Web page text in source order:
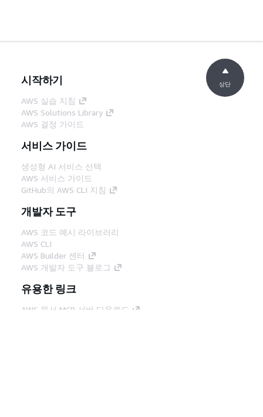
시작하기
AWS 실습 지침
AWS Solutions Library
AWS 결정 가이드
서비스 가이드
생성형 AI 서비스 선택
AWS 서비스 가이드
GitHub의 AWS CLI 지침
개발자 도구
AWS 코드 예시 라이브러리
AWS CLI
AWS Builder 센터
AWS 개발자 도구 블로그
유용한 링크
AWS 문서 MCP 서버 다운로드
상단